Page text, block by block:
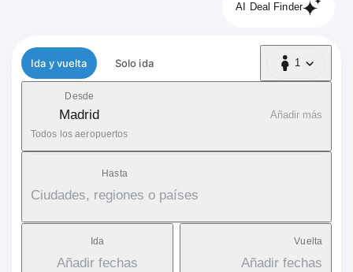
AI Deal Finder
Tipo de vuelo
Ida y vuelta Solo ida 1
1 Pasajero
Desde
Madrid
Todos los aeropuertos
Añadir más
Hasta
Ciudades, regiones o países
Ida
Añadir fechas
Vuelta
Añadir fechas